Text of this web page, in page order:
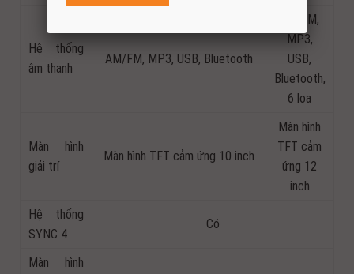
Hệ thống
âm thanh
AM/FM, MP3, USB, Bluetooth
AM/FM,
MP3,
USB,
Bluetooth,
6 loa
Màn hình
giải trí
Màn hình TFT cảm ứng 10 inch
Màn hình
TFT cảm
ứng 12
inch
Hệ thống
SYNC 4
Có
Màn hình